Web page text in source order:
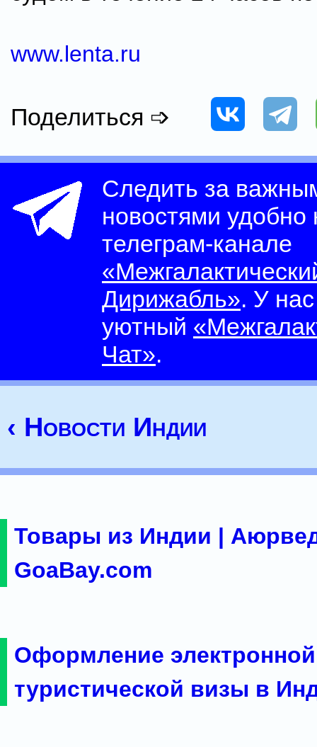
www.lenta.ru
Поделиться ➩
Следить за
новостями
телеграм-канале
Дирижабль». У
уютный
Чат».
‹ Новости Индии
Товары из Индии |
GoaBay.com
Оформление электронной
туристической визы в